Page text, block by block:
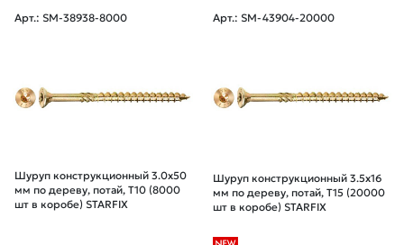
Арт.: SM-38938-8000
Шуруп конструкционный 3.0х50
мм по дереву, потай, T10 (8000
шт в коробе) STARFIX
Арт.: SM-43904-20000
Шуруп конструкционный 3.5х16
мм по дереву, потай, T15 (20000
шт в коробе) STARFIX